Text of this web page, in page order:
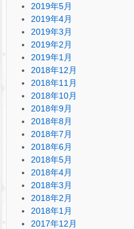
2019年5月
2019年4月
2019年3月
2019年2月
2019年1月
2018年12月
2018年11月
2018年10月
2018年9月
2018年8月
2018年7月
2018年6月
2018年5月
2018年4月
2018年3月
2018年2月
2018年1月
2017年12月